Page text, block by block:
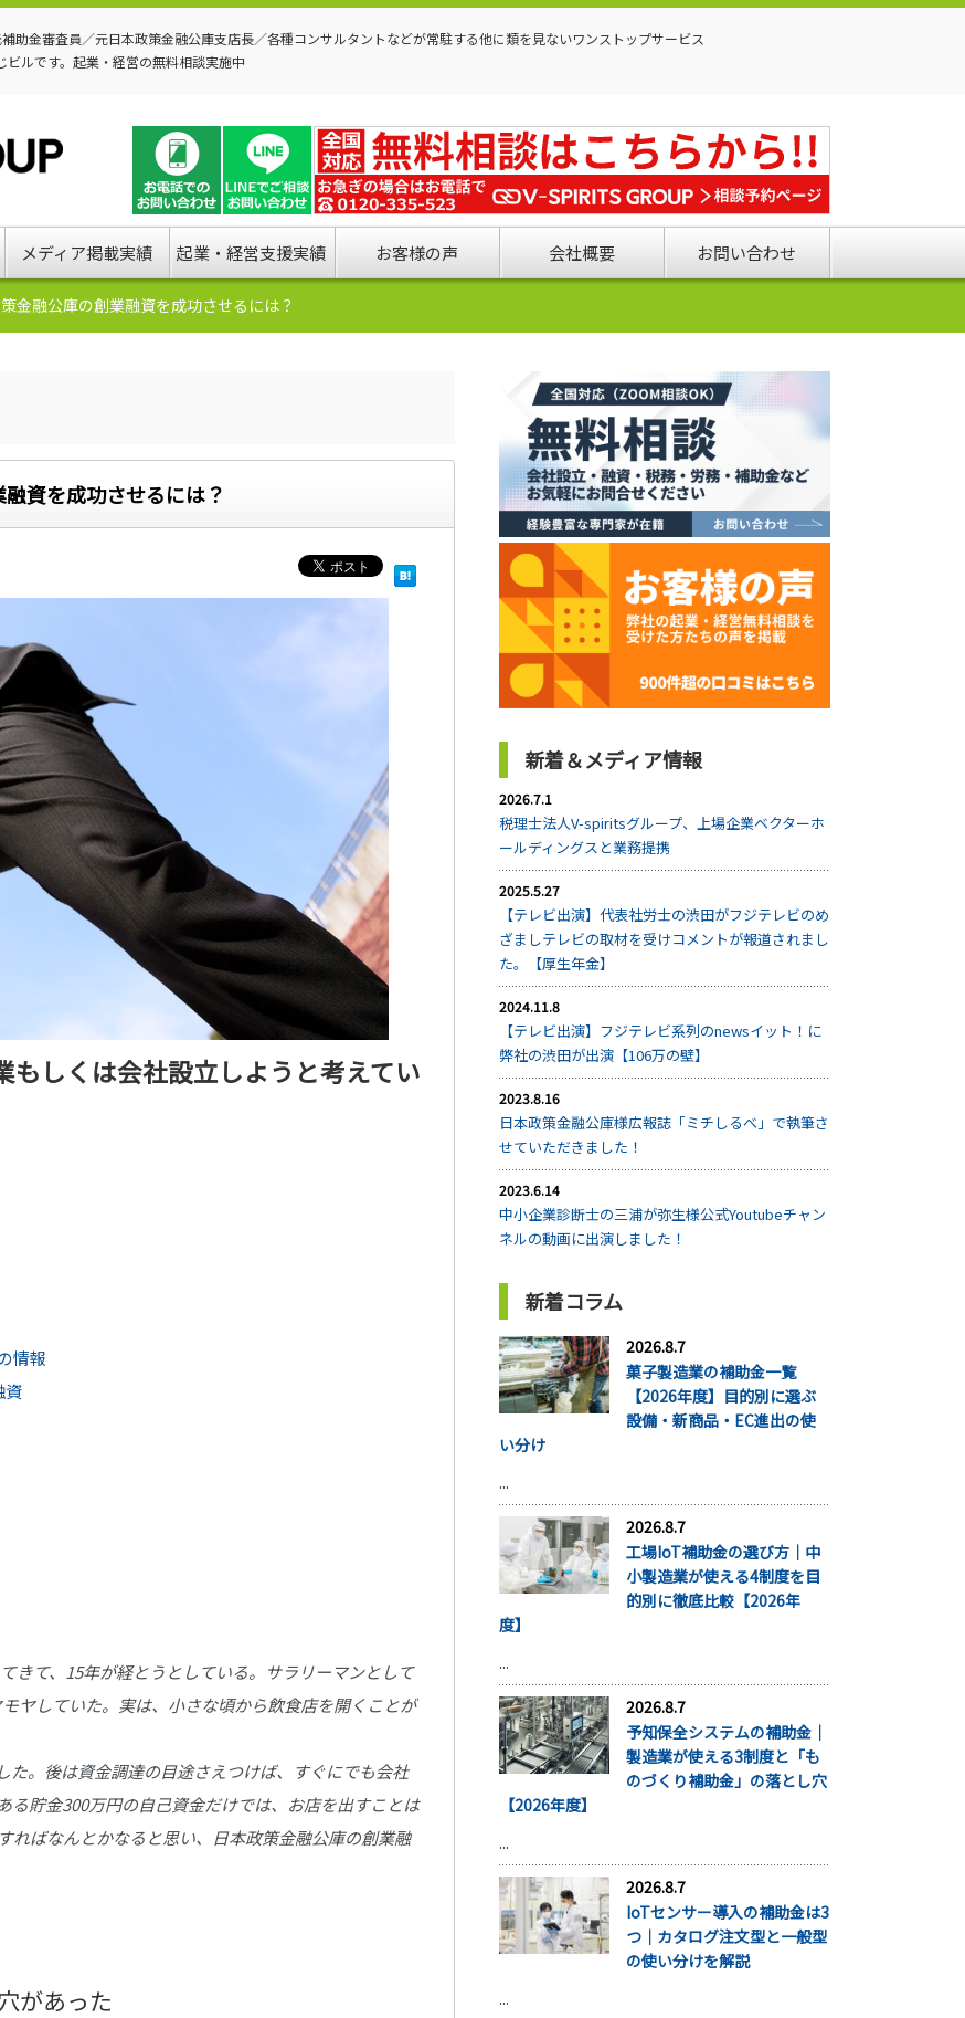
助金審査員／元日本政策金融公庫支店長／各種コンサルタントなどが常駐する他に類を見ないワンストップサービス
ルです。起業・経営の無料相談実施中
メディア掲載実績 起業・経営支援実績 お客様の声 会社概要 お問い合わせ
金融公庫の創業融資を成功させるには？
資を成功させるには？
もしくは会社設立しようと考えてい
情報
きて、15年が経とうとしている。サラリーマンとして
ヤしていた。実は、小さな頃から飲食店を開くことが
た。後は資金調達の目途さえつけば、すぐにでも会社
る貯金300万円の自己資金だけでは、お店を出すことは
ればなんとかなると思い、日本政策金融公庫の創業融
があった
新着＆メディア情報
2026.7.1
税理士法人V-spiritsグループ、上場企業ベクターホ
ールディングスと業務提携
2025.5.27
【テレビ出演】代表社労士の渋田がフジテレビのめ
ざましテレビの取材を受けコメントが報道されまし
た。【厚生年金】
2024.11.8
【テレビ出演】フジテレビ系列のnewsイット！に
弊社の渋田が出演【106万の壁】
2023.8.16
日本政策金融公庫様広報誌「ミチしるべ」で執筆さ
せていただきました！
2023.6.14
中小企業診断士の三浦が弥生様公式Youtubeチャン
ネルの動画に出演しました！
新着コラム
2026.8.7
菓子製造業の補助金一覧
【2026年度】目的別に選ぶ
設備・新商品・EC進出の使
い分け
...
2026.8.7
工場IoT補助金の選び方｜中
小製造業が使える4制度を目
的別に徹底比較【2026年
度】
...
2026.8.7
予知保全システムの補助金｜
製造業が使える3制度と「も
のづくり補助金」の落とし穴
【2026年度】
...
2026.8.7
IoTセンサー導入の補助金は3
つ｜カタログ注文型と一般型
の使い分けを解説
...